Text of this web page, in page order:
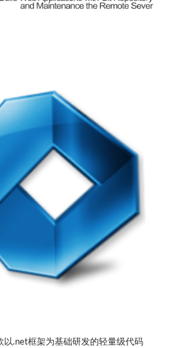
以.net框架为基础研发的轻量级代码